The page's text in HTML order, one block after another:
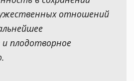
отношений
и плодотворное